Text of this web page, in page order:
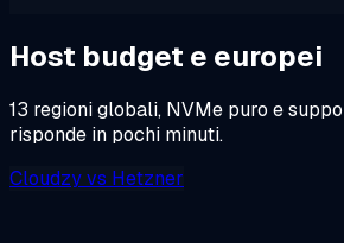
Host budget e europei
13 regioni globali, NVMe puro e
risponde in pochi minuti.
Cloudzyvs Hetzner